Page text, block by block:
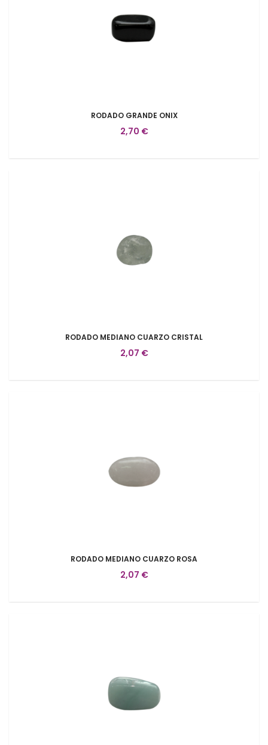
RODADO GRANDE ONIX
2,70 €
RODADO MEDIANO CUARZO CRISTAL
2,07 €
RODADO MEDIANO CUARZO ROSA
2,07 €